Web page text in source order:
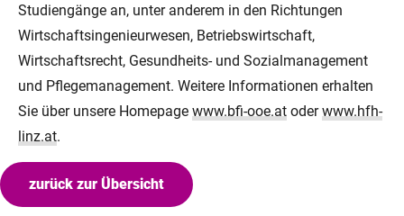
Studiengänge an, unter anderem in den Richtungen
Wirtschaftsingenieurwesen, Betriebswirtschaft,
Wirtschaftsrecht, Gesundheits- und Sozialmanagement
und Pflegemanagement. Weitere Informationen erhalten
Sie über unsere Homepage www.bfi-ooe.at oderwww.hfh-
linz.at.
zurück zur Übersicht